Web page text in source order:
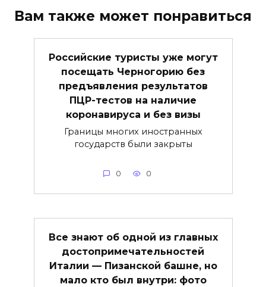
Вам также может понравиться
Российские туристы уже могут
посещать Черногорию без
предъявления результатов
ПЦР-тестов на наличие
коронавируса и без визы
Границы многих иностранных
государств были закрыты
0 0
Все знают об одной из главных
достопримечательностей
Италии — Пизанской башне, но
мало кто был внутри: фото